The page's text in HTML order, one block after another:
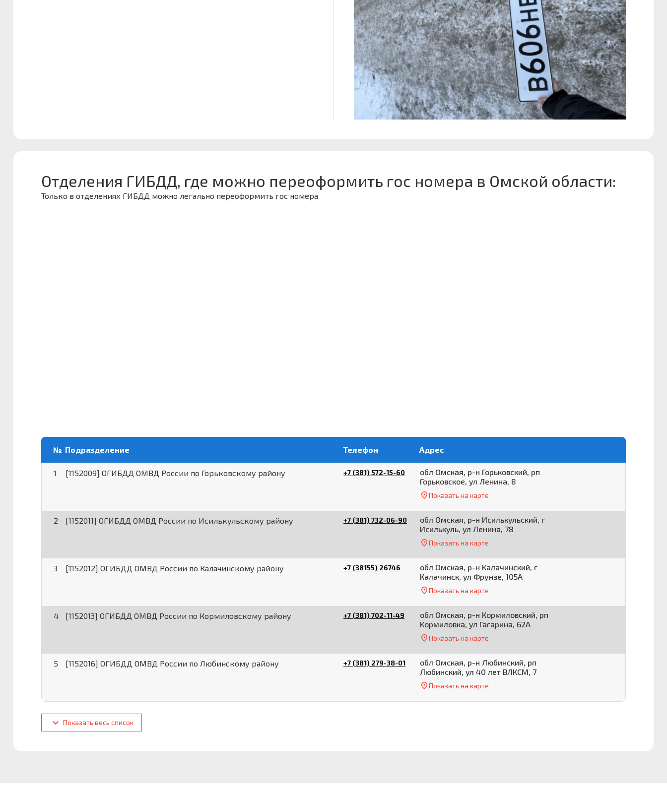
Отделения ГИБДД, где можно переоформить гос номера в Омской области:
Только в отделениях ГИБДД можно легально переоформить гос номера
№ Подразделение Телефон Адрес
1 [1152009] ОГИБДД ОМВД России по Горьковскому району +7 (381) 572-15-60
обл Омская, р-н Горьковский, рп
Горьковское, ул Ленина, 8
Показать на карте
2 [1152011] ОГИБДД ОМВД России по Исилькульскому району +7 (381) 732-06-90
обл Омская, р-н Исилькульский, г
Исилькуль, ул Ленина, 78
Показать на карте
3 [1152012] ОГИБДД ОМВД России по Калачинскому району +7 (38155) 26746
обл Омская, р-н Калачинский, г
Калачинск, ул Фрунзе, 105А
Показать на карте
4 [1152013] ОГИБДД ОМВД России по Кормиловскому району +7 (381) 702-11-49
обл Омская, р-н Кормиловский, рп
Кормиловка, ул Гагарина, 62А
Показать на карте
5 [1152016] ОГИБДД ОМВД России по Любинскому району +7 (381) 279-38-01
обл Омская, р-н Любинский, рп
Любинский, ул 40 лет ВЛКСМ, 7
Показать на карте
Показать весь список